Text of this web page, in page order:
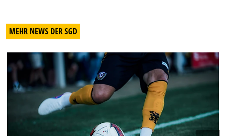
MEHR NEWS DER SGD